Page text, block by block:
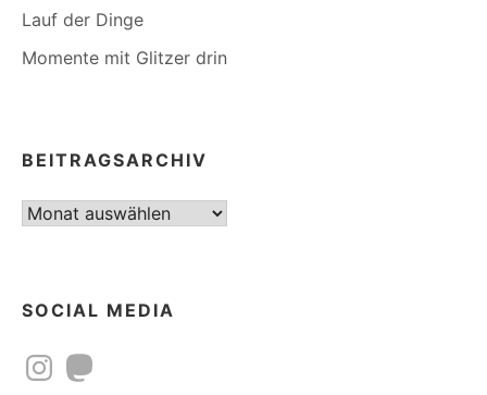
Lauf der Dinge
Momente mit Glitzer drin
BEITRAGSARCHIV
Beitragsarchiv
SOCIAL MEDIA
InstagramMastodon